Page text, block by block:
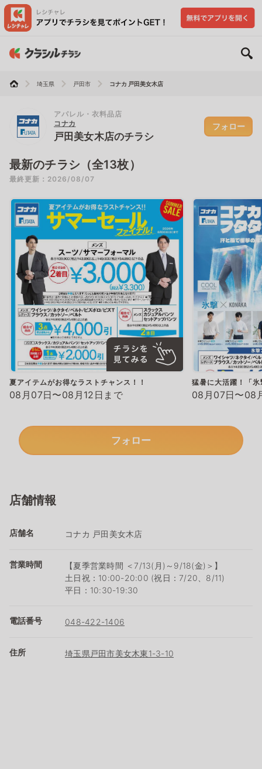
埼玉県 戸田市 コナカ 戸田美女木店
アパレル・衣料品店
コナカ
戸田美女木店のチラシ
フォロー
最新のチラシ（全13枚）
最終更新：2026/08/07
夏アイテムがお得なラストチャンス！！
08月07日〜08月12日まで
猛暑に大活躍！「
08月07日〜08
フォロー
店舗情報
店舗名 コナカ 戸田美女木店
営業時間
【夏季営業時間 ＜7/13(月)～9/18(金)＞】
土日祝：10:00-20:00 (祝日：7/20、8/11)
平日：10:30-19:30
電話番号 048-422-1406
住所 埼玉県戸田市美女木東1-3-10